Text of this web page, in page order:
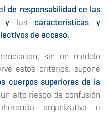
de responsabilidad de las
y las características y
de acceso.
sin un modelo
estos criterios, supone
cuerpos superiores de la
alto riesgo de confusión
organizativa e